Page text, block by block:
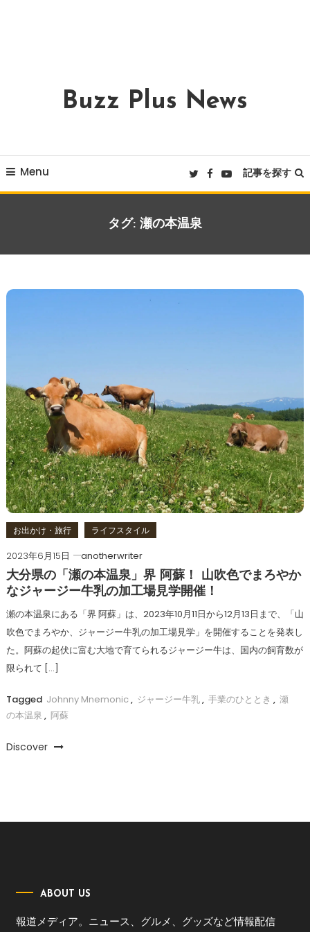
Buzz Plus News
Menu 記事を探す
タグ: 瀬の本温泉
お出かけ・旅行 ライフスタイル
2023年6月15日
anotherwriter
大分県の「瀬の本温泉」界 阿蘇！ 山吹色でまろやか
なジャージー牛乳の加工場見学開催！
瀬の本温泉にある「界 阿蘇」は、2023年10月11日から12月13日まで、「山
吹色でまろやか、ジャージー牛乳の加工場見学」を開催することを発表し
た。阿蘇の起伏に富む大地で育てられるジャージー牛は、国内の飼育数が
限られて […]
Tagged Johnny Mnemonic , ジャージー牛乳, 手業のひととき , 瀬
の本温泉 , 阿蘇
Discover
ABOUT US
報道メディア。ニュース、グルメ、グッズなど情報配信